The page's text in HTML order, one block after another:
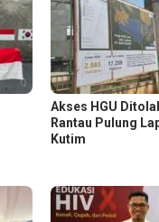
Akses HGU
Rantau Pulung
Kutim